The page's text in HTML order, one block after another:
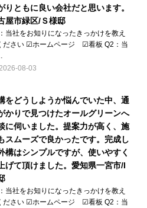
りともに良い会社だと思います。
屋市緑区/Ｓ様邸
当社をお知りになったきっかけを教え
ださい ☑ホームページ ☑看板 Q2：当
2026-08-03
をどうしようか悩んでいた中、通
かりで見つけたオールグリーンへ
に伺いました。提案力が高く、施
スムーズで良かったです。完成し
構はシンプルですが、使いやすく
げて頂けました。愛知県一宮市/I
当社をお知りになったきっかけを教え
ださい ☑ホームページ ☑看板 Q2：当